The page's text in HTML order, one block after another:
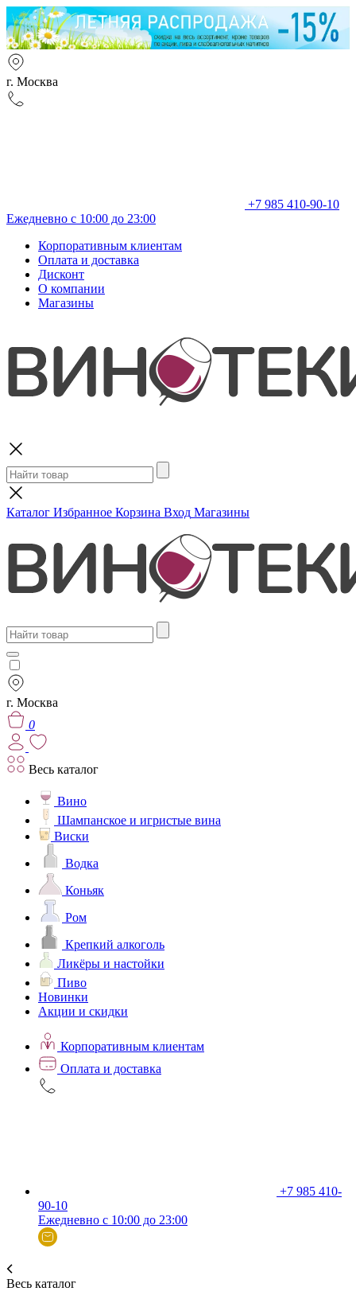
г. Москва
+7 985 410-90-10
Ежедневно с 10:00 до 23:00
Корпоративным клиентам
Оплата и доставка
Дисконт
О компании
Магазины
Каталог Избранное Корзина Вход Магазины
г. Москва
0
Весь каталог
Вино
Шампанское и игристые вина
Виски
Водка
Коньяк
Ром
Крепкий алкоголь
Ликёры и настойки
Пиво
Новинки
Акции и скидки
Корпоративным клиентам
Оплата и доставка
+7 985 410-
90-10
Ежедневно с 10:00 до 23:00
Весь каталог